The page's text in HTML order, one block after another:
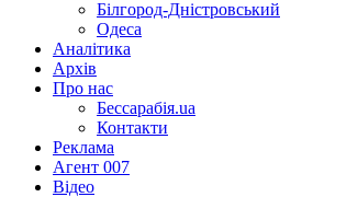
Білгород-Дністровський
Одеса
Аналітика
Архів
Про нас
Бессарабія.ua
Контакти
Реклама
Агент 007
Відео